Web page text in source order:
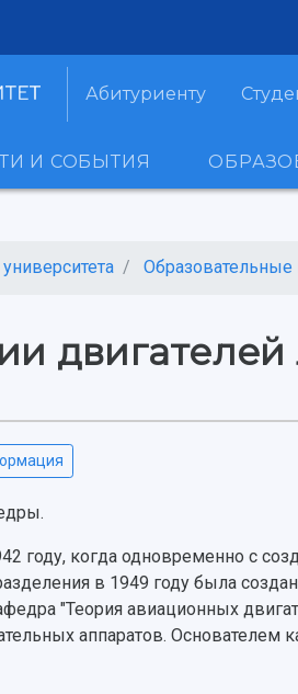
Абитуриенту
И СОБЫТИЯ
Образовательные
году, когда одновременно с
в 1949 году была
"Теория авиационных
аппаратов.